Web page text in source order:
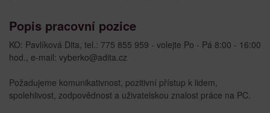
Popis pracovní pozice
KO: Pavlíková Dita, tel.: 775 855 959 - volejte Po - Pá 8:00 - 16:00
hod., e-mail: vyberko@adita.cz
Požadujeme komunikativnost, pozitivní přístup k lidem,
spolehlivost, zodpovědnost a uživatelskou znalost práce na PC.